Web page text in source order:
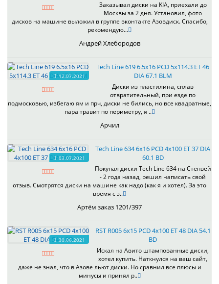
Заказывал диски на KIA, приехали до
Москвы за 2 дня. Установил, фото
дисков на машине выложил в группе вконтакте Азовдиск. Спасибо,
рекомендую...
Андрей Хлебородов
12.07.2021
Tech Line 619 6.5x16 PCD 5x114.3 ET 46
DIA 67.1 BLM
Диски из пластилина, сплав
отвратительный, при езде по
подмосковью, избегаю ям и прч, диски не бились, но все квадратные,
пара травит по периметру, я ..
Арчил
03.07.2021
Tech Line 634 6x16 PCD 4x100 ET 37 DIA
60.1 BD
Покупал диски Tech Line 634 на Степвей
- 2 года назад, решил написать свой
отзыв. Смотрятся диски на машине как надо (как я и хотел). За это
время с э..
Артём заказ 1201/397
30.06.2021
RST R005 6x15 PCD 4x100 ET 48 DIA 54.1
BD
Искал на Авито штампованные диски,
хотел купить. Наткнулся на ваш сайт,
даже не знал, что в Азове льют диски. Но сравнил все плюсы и
минусы и принял р..